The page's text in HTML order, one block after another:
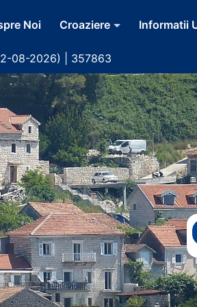
Noi Croaziere Informatii
08-2026) | 357863